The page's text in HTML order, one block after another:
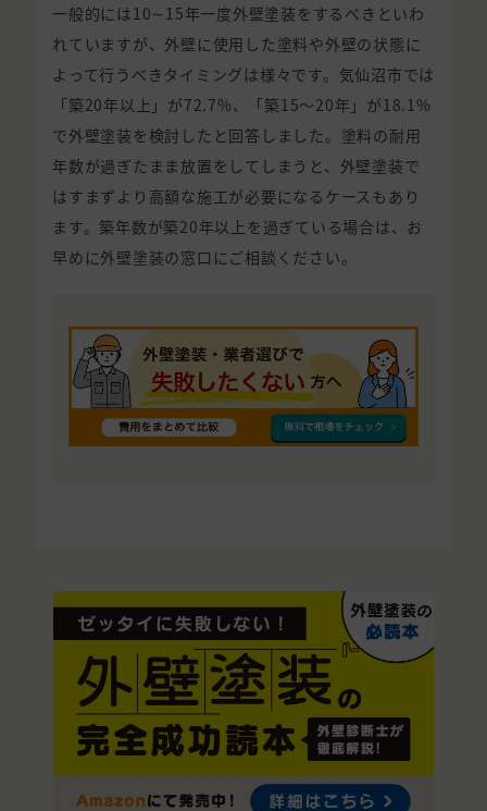
一般的には10∼15年一度外壁塗装をするべきといわ
れていますが、外壁に使用した塗料や外壁の状態に
よって行うべきタイミングは様々です。気仙沼市では
「築20年以上」が72.7%、「築15〜20年」が18.1%
で外壁塗装を検討したと回答しました。塗料の耐用
年数が過ぎたまま放置をしてしまうと、外壁塗装で
はすまずより高額な施工が必要になるケースもあり
ます。築年数が築20年以上を過ぎている場合は、お
早めに外壁塗装の窓口にご相談ください。